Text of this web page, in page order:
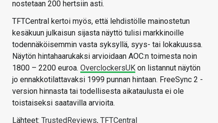
nostetaan 200 hertsiin asti.
TFTCentral kertoi myös, että lehdistölle mainostetun
kesäkuun julkaisun sijasta näyttö tulisi markkinoille
todennäköisemmin vasta syksyllä, syys- tai lokakuussa.
Näytön hintahaarukaksi arvioidaan AOC:n toimesta noin
1800 – 2200 euroa. OverclockersUK on listannut näytön
jo ennakkotilattavaksi 1999 punnan hintaan. FreeSync 2 -
version hinnasta tai todellisesta aikataulusta ei ole
toistaiseksi saatavilla arvioita.
Lähteet: TrustedReviews, TFTCentral